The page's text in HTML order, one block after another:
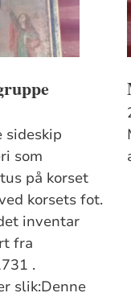
sideskip
som
på kor­set
korsets fot.
inventar
fra
.
slik:Denne